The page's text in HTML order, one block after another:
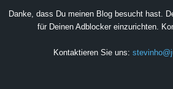
Danke, dass Du meinen Blog besucht hast.
für Deinen Adblocker einzurichten.
Kontaktieren Sie uns: